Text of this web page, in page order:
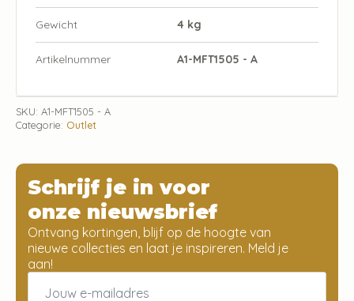
Gewicht 4 kg
Artikelnummer A1-MFT1505 - A
SKU: A1-MFT1505 - A
Categorie: Outlet
Schrijf je in voor
onze nieuwsbrief
Ontvang kortingen, blijf op de hoogte van
nieuwe collecties en laat je inspireren. Meld je
aan!
Email